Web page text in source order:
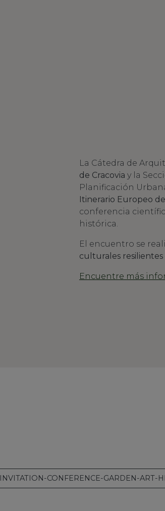
La Cátedra de
de Cracovia y la
Planificación
Itinerario Europeo
conferencia
histórica.
El encuentro se
culturales resilientes
Encuentre más
INVITATION-CONFERENCE-GARDEN-ART-